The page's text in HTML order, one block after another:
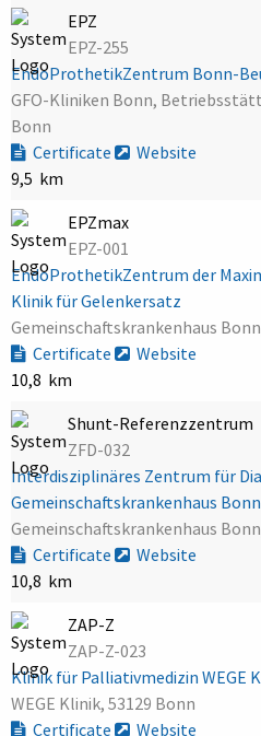
EPZ
EPZ-255
EndoProthetikZentrum Bonn-
GFO-Kliniken Bonn,
Bonn
Certificate
Website
9,5 km
EPZmax
EPZ-001
EndoProthetikZentrum der
Klinik für Gelenkersatz
Gemeinschaftskrankenhaus
Certificate
Website
10,8 km
Shunt-Referenzzentrum
ZFD-032
Interdisziplinäres Zentrum für
Gemeinschaftskrankenhaus Bonn
Gemeinschaftskrankenhaus
Certificate
Website
10,8 km
ZAP-Z
ZAP-Z-023
Klinik für Palliativmedizin WEGE
WEGE Klinik, 53129 Bonn
Certificate
Website